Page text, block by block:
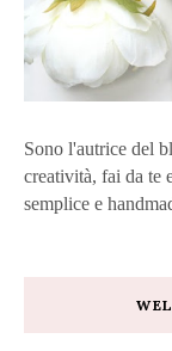
Sono l'autrice del
creatività, fai da te
semplice e